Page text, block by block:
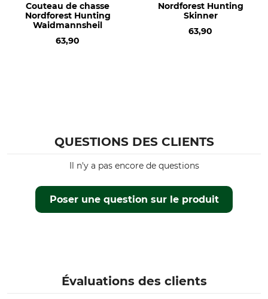
Made in Norway
21,5 cm
Couteau de chasse
Nordforest Hunting
Waidmannsheil
63,90
Nordforest Hunting
Skinner
63,90
QUESTIONS DES CLIENTS
Poser une question sur le produit
Il n'y a pas encore de questions
Évaluations des clients